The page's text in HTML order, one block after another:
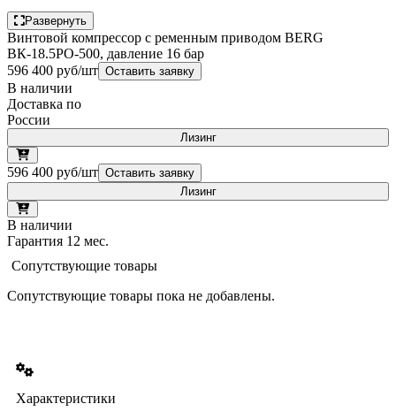
Развернуть
Винтовой компрессор с ременным приводом BERG
ВК-18.5РО-500, давление 16 бар
596 400 руб/шт Оставить заявку
В наличии
Доставка по
России
Лизинг
596 400 руб/шт Оставить заявку
Лизинг
В наличии
Гарантия 12 мес.
Сопутствующие товары
Сопутствующие товары пока не добавлены.
Характеристики